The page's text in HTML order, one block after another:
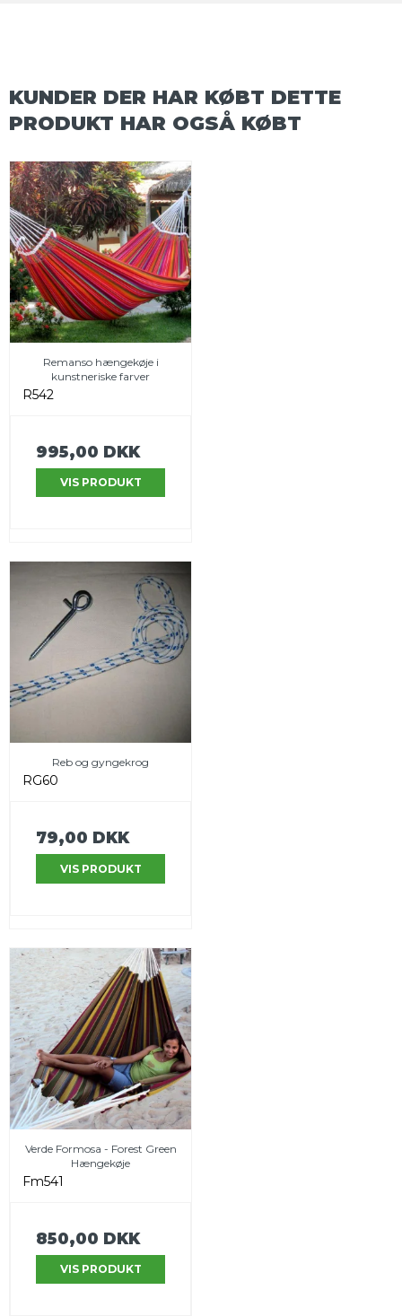
KUNDER DER HAR KØBT DETTE
PRODUKT HAR OGSÅ KØBT
Remanso hængekøje i
kunstneriske farver
R542
995,00 DKK
VIS PRODUKT
Reb og gyngekrog
RG60
79,00 DKK
VIS PRODUKT
Verde Formosa - Forest Green
Hængekøje
Fm541
850,00 DKK
VIS PRODUKT